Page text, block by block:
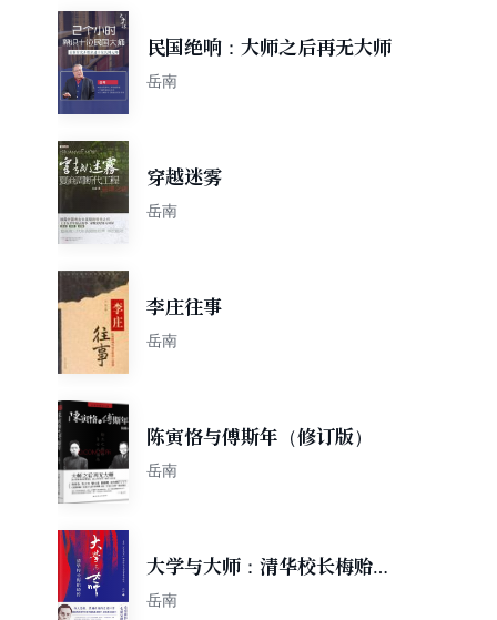
民国绝响：大师之后再无大师
岳南
穿越迷雾
岳南
李庄往事
岳南
陈寅恪与傅斯年（修订版）
岳南
大学与大师：清华校长梅贻琦
传
岳南